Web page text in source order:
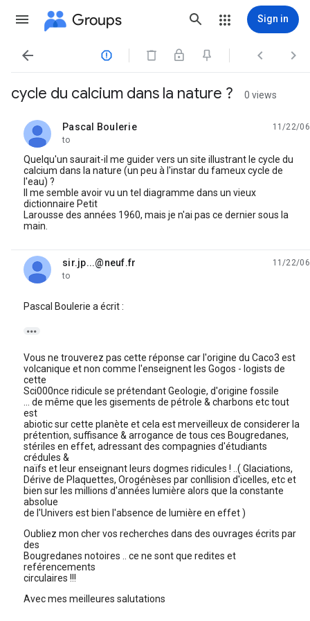
Groups Sign in
   
cycle du calcium dans la nature ? 0 views
Pascal Boulerie
unread,
11/22/06
to
Quelqu'un saurait-il me guider vers un site illustrant le cycle du
calcium dans la nature (un peu à l'instar du fameux cycle de
l'eau) ?
Il me semble avoir vu un tel diagramme dans un vieux
dictionnaire Petit
Larousse des années 1960, mais je n'ai pas ce dernier sous la
main.
sir.jp...@neuf.fr
unread,
11/22/06
to
Pascal Boulerie a écrit :

Vous ne trouverez pas cette réponse car l'origine du Caco3 est
volcanique et non comme l'enseignent les Gogos - logists de
cette
Sci000nce ridicule se prétendant Geologie, d'origine fossile
... de même que les gisements de pétrole & charbons etc tout
est
abiotic sur cette planète et cela est merveilleux de considerer la
prétention, suffisance & arrogance de tous ces Bougredanes,
stériles en effet, adressant des compagnies d'étudiants
crédules &
naïfs et leur enseignant leurs dogmes ridicules ! ..( Glaciations,
Dérive de Plaquettes, Orogénèses par conllision d'icelles, etc et
bien sur les millions d'années lumière alors que la constante
absolue
de l'Univers est bien l'absence de lumière en effet )
Oubliez mon cher vos recherches dans des ouvrages écrits par
des
Bougredanes notoires .. ce ne sont que redites et
reférencements
circulaires !!!
Avec mes meilleures salutations